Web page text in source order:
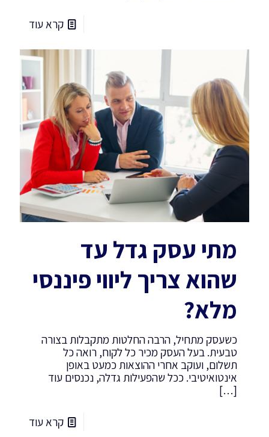
קרא עוד
מתי עסק גדל עד
שהוא צריך ליווי פיננסי
מלא?
כשעסק מתחיל, הרבה החלטות מתקבלות בצורה
טבעית. בעל העסק מכיר כל לקוח, רואה כל
תשלום, ועוקב אחרי ההוצאות כמעט באופן
אינטואיטיבי. ככל שהפעילות גדלה, נכנסים עוד
[…]
קרא עוד